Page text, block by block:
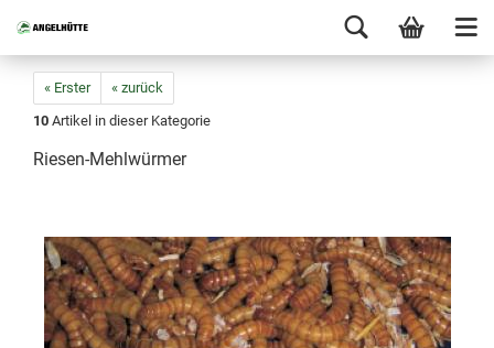
« Erster
« zurück
10 Artikel in dieser Kategorie
Riesen-Mehlwürmer